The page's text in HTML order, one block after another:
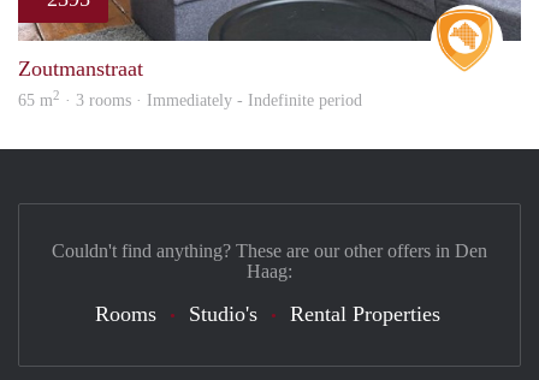
Real
Zoutmanstraat
65 m2 · 3 rooms · Immediately - Indefinite period
Couldn't find anything? These are our other offers in Den
Haag:
Rooms Studio's Rental Properties